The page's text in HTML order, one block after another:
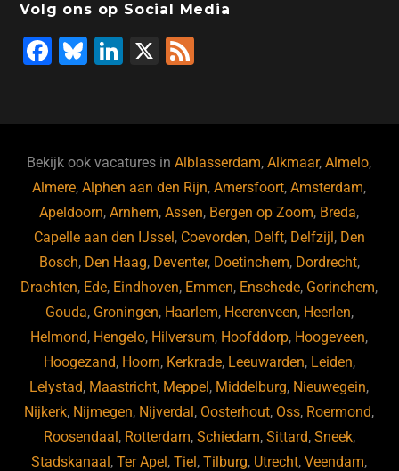
Volg ons op Social Media
F
b
o
o
k
Bl
ky
Li
dI
n
X
Bekijk ook vacatures inAlblasserdam,Alkmaar,Almelo,
Almere,Alphen aan den Rijn,Amersfoort,Amsterdam,
Apeldoorn,Arnhem,Assen, Bergen op Zoom, Breda,
Capelle aan den IJssel , Coevorden, Delft, Delfzijl , Den
Bosch, Den Haag, Deventer, Doetinchem, Dordrecht,
Drachten, Ede, Eindhoven, Emmen, Enschede, Gorinchem,
Gouda, Groningen, Haarlem, Heerenveen, Heerlen,
Helmond, Hengelo, Hilversum, Hoofddorp, Hoogeveen,
Hoogezand, Hoorn, Kerkrade, Leeuwarden, Leiden,
Lelystad, Maastricht, Meppel , Middelburg, Nieuwegein,
Nijkerk, Nijmegen, Nijverdal , Oosterhout, Oss, Roermond,
Roosendaal , Rotterdam, Schiedam, Sittard, Sneek,
Stadskanaal ,Ter Apel ,Tiel ,Tilburg, Utrecht,Veendam,